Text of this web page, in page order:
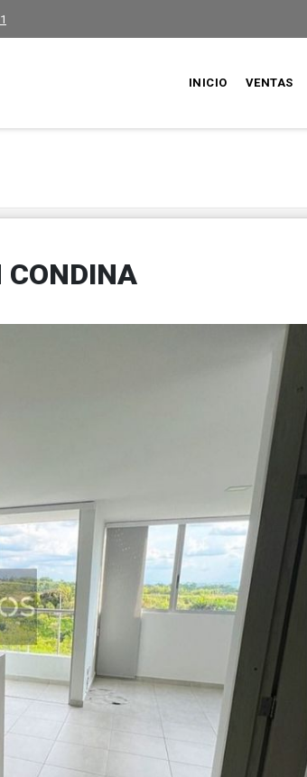
INICIO VENTAS
CONDINA